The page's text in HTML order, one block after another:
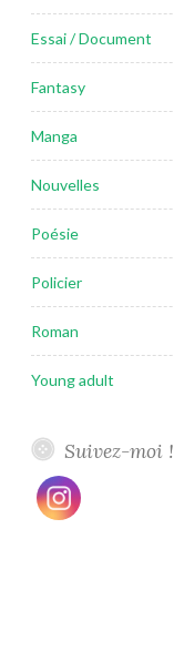
Essai / Document
Fantasy
Manga
Nouvelles
Poésie
Policier
Roman
Young adult
Suivez-moi !